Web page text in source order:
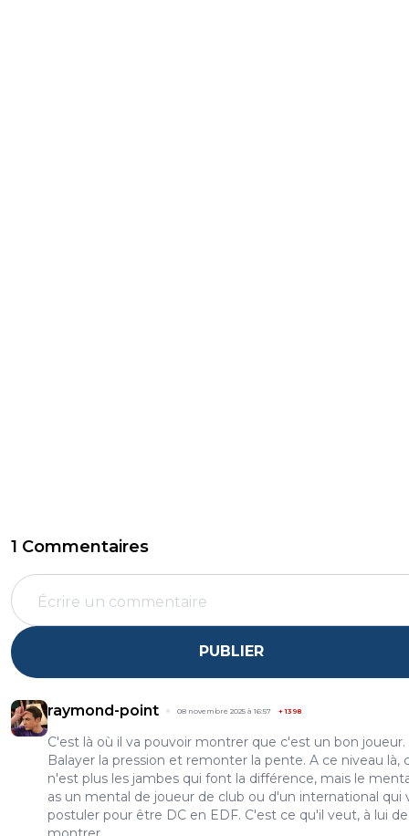
1 Commentaires
PUBLIER
raymond-point 08 novembre 2025 à 16:57 +1398
C'est là où il va pouvoir montrer que c'est un bon joueur.
Balayer la pression et remonter la pente. A ce niveau là,
n'est plus les jambes qui font la différence, mais le
as un mental de joueur de club ou d'un international qui
postuler pour être DC en EDF. C'est ce qu'il veut, à lui